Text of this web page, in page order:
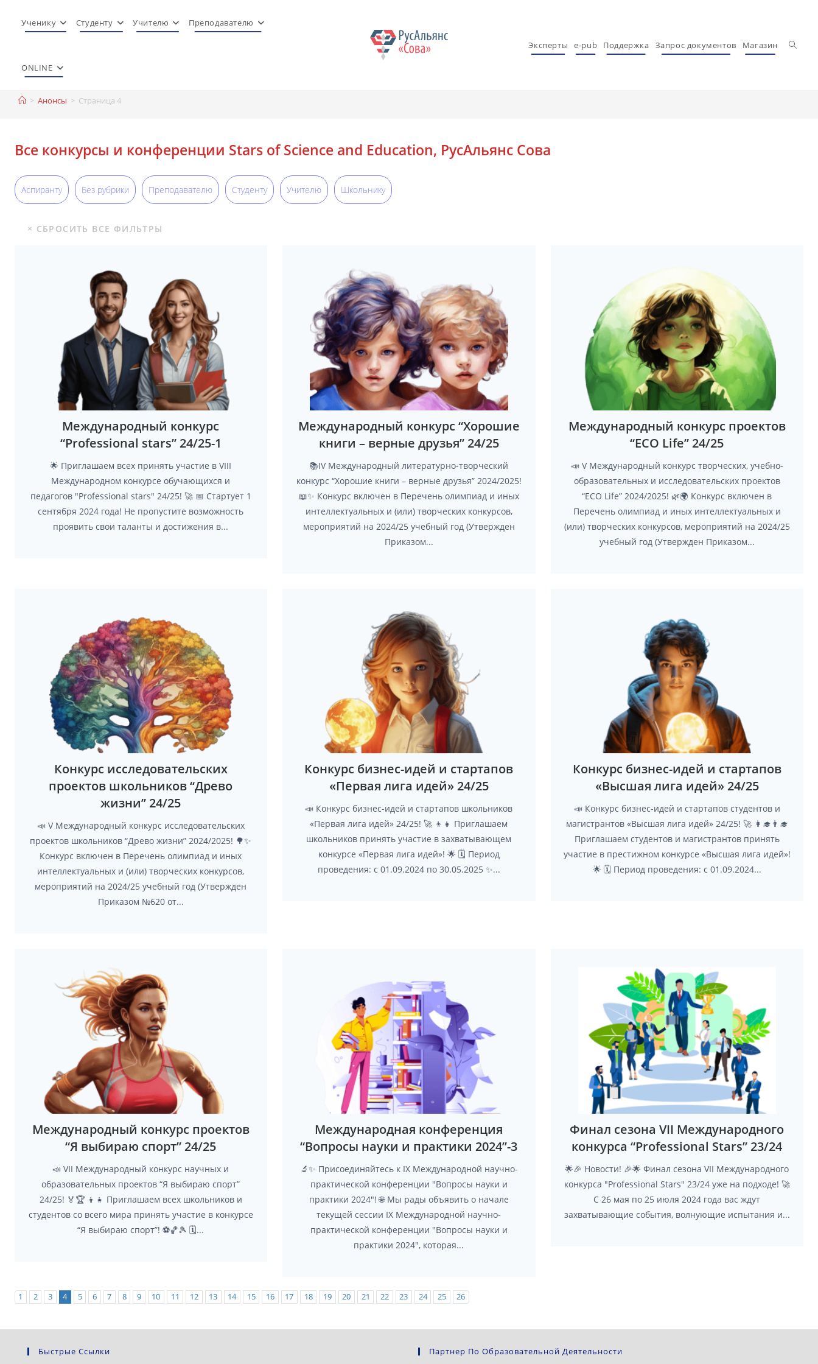
Ученику Студенту Учителю Преподавателю
ONLINE
Эксперты e-pub Поддержка Запрос документов Магазин
> Анонсы > Страница 4
Все конкурсы и конференции Stars of Science and Education, РусАльянс Сова
Аспиранту Без рубрики Преподавателю Студенту Учителю Школьнику
Международный конкурс
“Professional stars” 24/25-1
🌟 Приглашаем всех принять участие в VIII
Международном конкурсе обучающихся и
педагогов "Professional stars" 24/25! 🚀 📅 Стартует 1
сентября 2024 года! Не пропустите возможность
проявить свои таланты и достижения в...
Международный конкурс “Хорошие
книги – верные друзья” 24/25
📚IV Международный литературно-творческий
конкурс “Хорошие книги – верные друзья” 2024/2025!
📖✨ Конкурс включен в Перечень олимпиад и иных
интеллектуальных и (или) творческих конкурсов,
мероприятий на 2024/25 учебный год (Утвержден
Приказом...
Международный конкурс проектов
“ECO Life” 24/25
📣 V Международный конкурс творческих, учебно-
образовательных и исследовательских проектов
“ECO Life” 2024/2025! 🌿🌍 Конкурс включен в
Перечень олимпиад и иных интеллектуальных и
(или) творческих конкурсов, мероприятий на 2024/25
учебный год (Утвержден Приказом...
Конкурс исследовательских
проектов школьников “Древо
жизни” 24/25
📣 V Международный конкурс исследовательских
проектов школьников “Древо жизни” 2024/2025! 🌳✨
Конкурс включен в Перечень олимпиад и иных
интеллектуальных и (или) творческих конкурсов,
мероприятий на 2024/25 учебный год (Утвержден
Приказом №620 от...
Конкурс бизнес-идей и стартапов
«Первая лига идей» 24/25
📣 Конкурс бизнес-идей и стартапов школьников
«Первая лига идей» 24/25! 🚀 👦👧 Приглашаем
школьников принять участие в захватывающем
конкурсе «Первая лига идей»! 🌟 🗓 Период
проведения: с 01.09.2024 по 30.05.2025 ✨...
Конкурс бизнес-идей и стартапов
«Высшая лига идей» 24/25
📣 Конкурс бизнес-идей и стартапов студентов и
магистрантов «Высшая лига идей» 24/25! 🚀 👩‍🎓👨‍🎓
Приглашаем студентов и магистрантов принять
участие в престижном конкурсе «Высшая лига идей»!
🌟 🗓 Период проведения: с 01.09.2024...
Международный конкурс проектов
“Я выбираю спорт” 24/25
📣 VII Международный конкурс научных и
образовательных проектов “Я выбираю спорт”
24/25! 🏅🏆 👦👧 Приглашаем всех школьников и
студентов со всего мира принять участие в конкурсе
“Я выбираю спорт”! ⚽🏀🎾 🗓...
Международная конференция
“Вопросы науки и практики 2024”-3
🔬✨ Присоединяйтесь к IX Международной научно-
практической конференции "Вопросы науки и
практики 2024"! 🌐 Мы рады объявить о начале
текущей сессии IX Международной научно-
практической конференции "Вопросы науки и
практики 2024", которая...
Финал сезона VII Международного
конкурса “Professional Stars” 23/24
🌟🎉 Новости! 🎉🌟 Финал сезона VII Международного
конкурса "Professional Stars" 23/24 уже на подходе! 🚀
С 26 мая по 25 июля 2024 года вас ждут
захватывающие события, волнующие испытания и...
1 2 3 4 5 6 7 8 9 10 11 12 13 14 15 16 17 18 19 20 21 22 23 24 25 26
Быстрые Ссылки Партнер По Образовательной Деятельности